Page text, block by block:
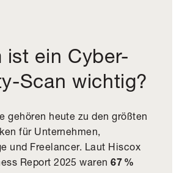
ist ein Cyber-
Scan wichtig?
gehören heute zu den größten
für Unternehmen,
und Freelancer. Laut Hiscox
Report 2025 waren67 %